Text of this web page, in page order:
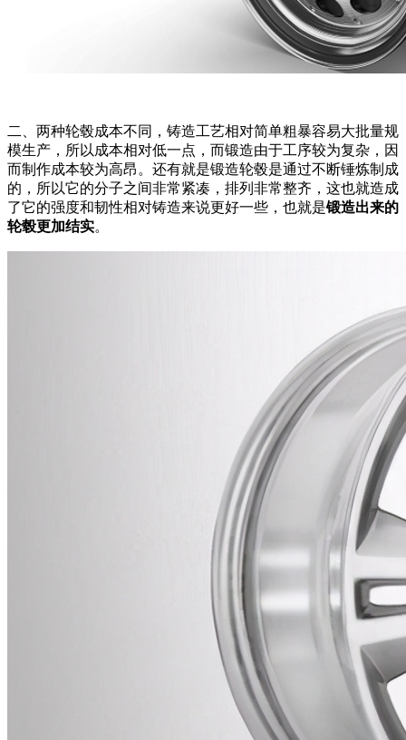
二、两种轮毂成本不同，铸造工艺相对简单粗暴容易大批量规
模生产，所以成本相对低一点，而锻造由于工序较为复杂，因
而制作成本较为高昂。还有就是锻造轮毂是通过不断锤炼制成
的，所以它的分子之间非常紧凑，排列非常整齐，这也就造成
了它的强度和韧性相对铸造来说更好一些，也就是锻造出来的
轮毂更加结实。